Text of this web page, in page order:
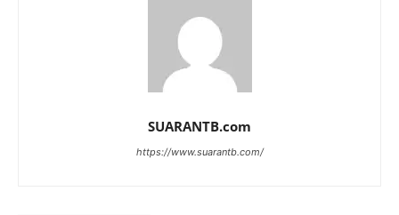
SUARANTB.com
https://www.suarantb.com/